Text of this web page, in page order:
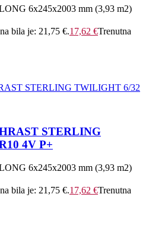
6x245x2003 mm (3,93 m2)
bila je: 21,75 €.17,62 €Trenutna
STERLING
4V P+
6x245x2003 mm (3,93 m2)
bila je: 21,75 €.17,62 €Trenutna